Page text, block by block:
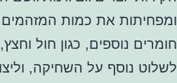
ומפחיתות את כמות
חומרים נוספים, כגון חול
לשלוט נוסף על השחיקה,